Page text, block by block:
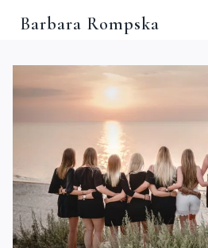
Barbara Rompska